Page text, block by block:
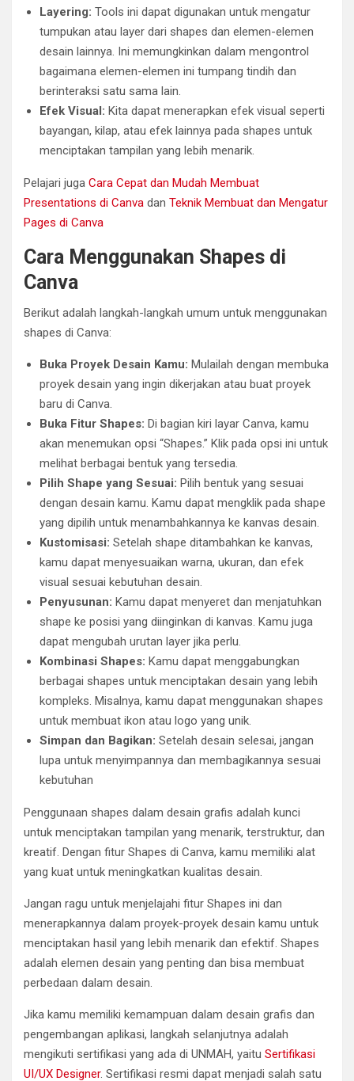
Layering: Tools ini dapat digunakan untuk mengatur
tumpukan atau layer dari shapes dan elemen-elemen
desain lainnya. Ini memungkinkan dalam mengontrol
bagaimana elemen-elemen ini tumpang tindih dan
berinteraksi satu sama lain.
Efek Visual: Kita dapat menerapkan efek visual seperti
bayangan, kilap, atau efek lainnya pada shapes untuk
menciptakan tampilan yang lebih menarik.
Pelajari juga Cara Cepat dan Mudah Membuat
Presentations di Canva dan Teknik Membuat dan Mengatur
Pages di Canva
Cara Menggunakan Shapes di
Canva
Berikut adalah langkah-langkah umum untuk menggunakan
shapes di Canva:
Buka Proyek Desain Kamu: Mulailah dengan membuka
proyek desain yang ingin dikerjakan atau buat proyek
baru di Canva.
Buka Fitur Shapes: Di bagian kiri layar Canva, kamu
akan menemukan opsi “Shapes.” Klik pada opsi ini untuk
melihat berbagai bentuk yang tersedia.
Pilih Shape yang Sesuai: Pilih bentuk yang sesuai
dengan desain kamu. Kamu dapat mengklik pada shape
yang dipilih untuk menambahkannya ke kanvas desain.
Kustomisasi: Setelah shape ditambahkan ke kanvas,
kamu dapat menyesuaikan warna, ukuran, dan efek
visual sesuai kebutuhan desain.
Penyusunan: Kamu dapat menyeret dan menjatuhkan
shape ke posisi yang diinginkan di kanvas. Kamu juga
dapat mengubah urutan layer jika perlu.
Kombinasi Shapes: Kamu dapat menggabungkan
berbagai shapes untuk menciptakan desain yang lebih
kompleks. Misalnya, kamu dapat menggunakan shapes
untuk membuat ikon atau logo yang unik.
Simpan dan Bagikan: Setelah desain selesai, jangan
lupa untuk menyimpannya dan membagikannya sesuai
kebutuhan
Penggunaan shapes dalam desain grafis adalah kunci
untuk menciptakan tampilan yang menarik, terstruktur, dan
kreatif. Dengan fitur Shapes di Canva, kamu memiliki alat
yang kuat untuk meningkatkan kualitas desain.
Jangan ragu untuk menjelajahi fitur Shapes ini dan
menerapkannya dalam proyek-proyek desain kamu untuk
menciptakan hasil yang lebih menarik dan efektif. Shapes
adalah elemen desain yang penting dan bisa membuat
perbedaan dalam desain.
Jika kamu memiliki kemampuan dalam desain grafis dan
pengembangan aplikasi, langkah selanjutnya adalah
mengikuti sertifikasi yang ada di UNMAH, yaitu Sertifikasi
UI/UX Designer. Sertifikasi resmi dapat menjadi salah satu